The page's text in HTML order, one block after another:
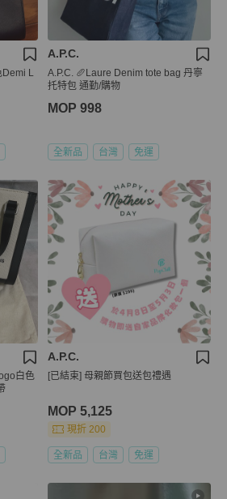
Demi L
A.P.C.
A.P.C. 🥖Laure Denim tote bag 丹寧
托特包 通勤/購物
MOP 998
全新品 台灣 免運
白色
A.P.C.
[已結束] 母親節買包送包禮遇
MOP 5,125
現折 200
全新品 台灣 免運